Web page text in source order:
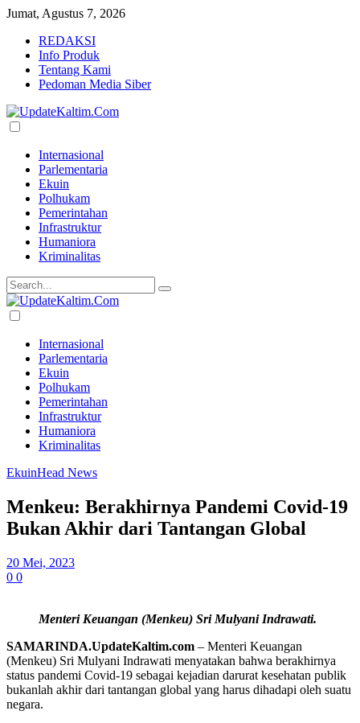
Jumat, Agustus 7, 2026
REDAKSI
Info Produk
Tentang Kami
Pedoman Media Siber
Internasional
Parlementaria
Ekuin
Polhukam
Pemerintahan
Infrastruktur
Humaniora
Kriminalitas
Internasional
Parlementaria
Ekuin
Polhukam
Pemerintahan
Infrastruktur
Humaniora
Kriminalitas
EkuinHead News
Menkeu: Berakhirnya Pandemi Covid-19
Bukan Akhir dari Tantangan Global
20 Mei, 2023
0 0
Menteri Keuangan (Menkeu) Sri Mulyani Indrawati.
SAMARINDA.UpdateKaltim.com – Menteri Keuangan
(Menkeu) Sri Mulyani Indrawati menyatakan bahwa berakhirnya
status pandemi Covid-19 sebagai kejadian darurat kesehatan publik
bukanlah akhir dari tantangan global yang harus dihadapi oleh suatu
negara.